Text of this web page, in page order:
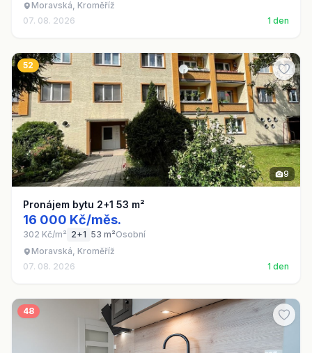
Moravská, Kroměříž
07. 08. 2026
1 den
52
9
Pronájem bytu 2+1 53 m²
16 000 Kč/měs.
302 Kč/m² 2+1 53 m²Osobní
Moravská, Kroměříž
07. 08. 2026
1 den
48